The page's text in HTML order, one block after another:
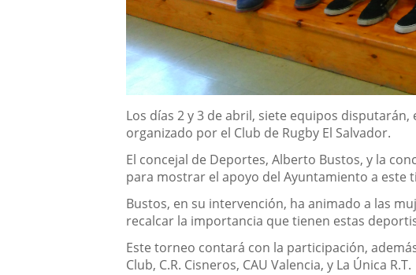
Descripción
Los días 2 y 3 de abril, siete equipos disputarán,
organizado por el Club de Rugby El Salvador.
El concejal de Deportes, Alberto Bustos, y la
para mostrar el apoyo del Ayuntamiento a
Bustos, en su intervención, ha animado a las
recalcar la importancia que tienen estas
Este torneo contará con la participación,
Club, C.R. Cisneros, CAU Valencia, y La Única R.T.